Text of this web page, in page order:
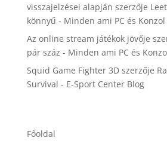
visszajelzései alapján szerzője
könnyű - Minden ami PC és Konzol
Az online stream játékok jövője
pár száz - Minden ami PC és
Squid Game Fighter 3Dszerzője
Survival - E-Sport Center Blog
Főoldal